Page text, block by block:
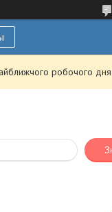
робочого